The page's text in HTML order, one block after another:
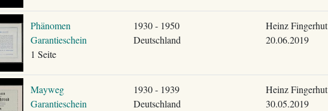
Phänomen
Garantieschein
1 Seite
1930 - 1950
Deutschland
Heinz Fingerhut
20.06.2019
Mayweg
Garantieschein
1930 - 1939
Deutschland
Heinz Fingerhut
30.05.2019